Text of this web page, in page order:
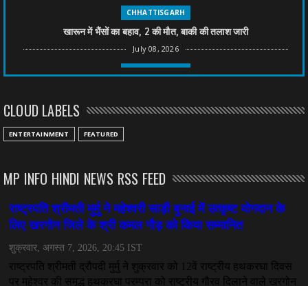
CHHATTISGARH
खारून में भैंसों का बहाव, 2 की मौत, बाकी की तलाश जारी
July 08, 2026
CHHATTISGARH
July 08, 2026
CHHATTISGARH
महादेव ऐप केस में बड़ा एक्शन, सौरभ चंद्राकर हिरासत में
July 08, 2026
CHHATTISGARH
तीजन बाई को याद करेगा छत्तीसगढ़ का लोक कला जगत
July 07, 2026
CLOUD LABELS
ENTERTAINMENT FEATURED
MP INFO HINDI NEWS RSS FEED